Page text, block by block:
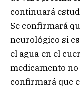
continuará
Se confirmará
neurológico si
el agua en el
medicamento
confirmará que